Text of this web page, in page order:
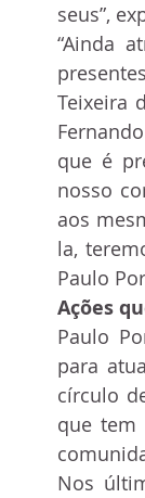
seus”,
“Ainda
Teixeira
que é
nosso
aos
la,
Paulo
Ações
Paulo
para
círculo
que tem
Nos